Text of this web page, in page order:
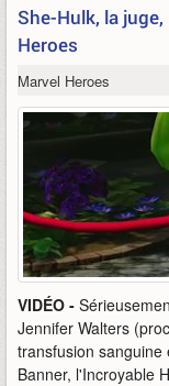
She-Hulk, la
Heroes
Marvel Heroes
VIDÉO -
Jennifer Walters
transfusion
Banner, l'Incroyable